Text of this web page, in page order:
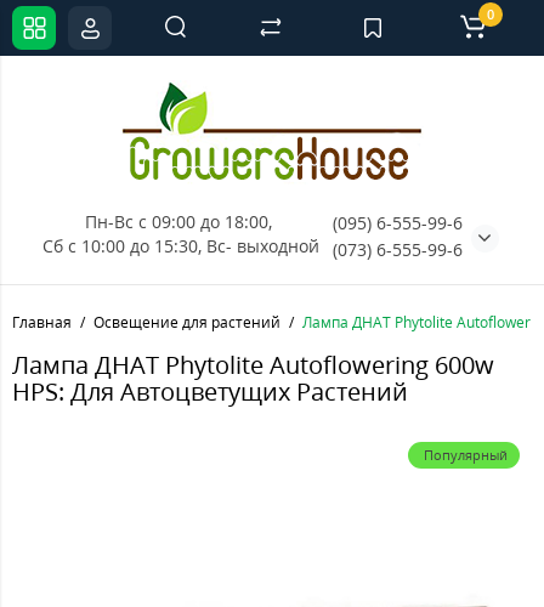
Пн-Вс с 09:00 до 18:00,
Сб с 10:00 до 15:30, Вс- выходной
(095) 6-555-99-6
(073) 6-555-99-6
0
Главная Освещение для растений Лампа ДНАТ Phytolite
Лампа ДНАТ Phytolite Autoflowering 600w
HPS: Для Автоцветущих Растений
Популярный